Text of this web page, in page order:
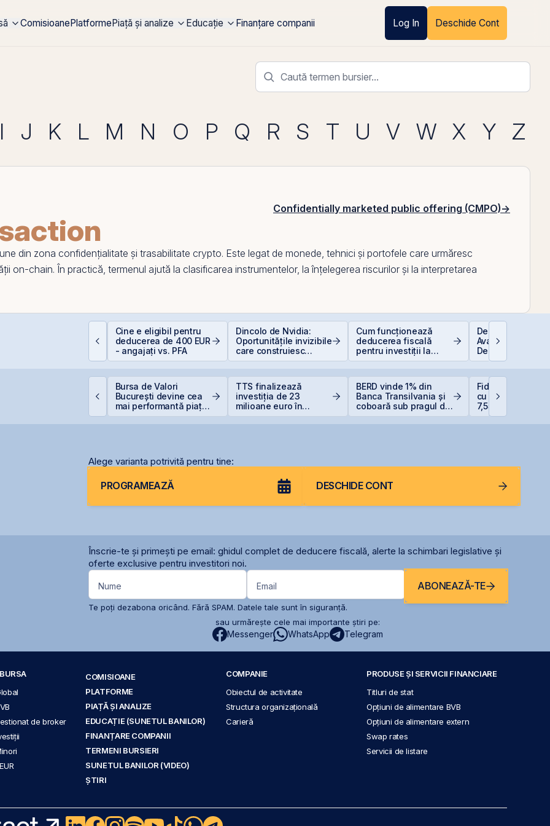
ComisioanePlatformePiață și analize Educație Finanțare companii Log In Deschide Cont
I J K L M N O P Q R S T U V W X Y Z
Confidentially marketed public offering (CMPO)→
din zona confidențialitate și trasabilitate crypto. Este legat de monede, tehnici și portofele care urmăresc
on-chain. În practică, termenul ajută la clasificarea instrumentelor, la înțelegerea riscurilor și la interpretarea
Cine e eligibil pentru
deducerea de 400 EUR
- angajați vs. PFA
Dincolo de Nvidia:
Oportunitățile invizibile
care construiesc
viitorul AI
Cum funcționează
deducerea fiscală
pentru investiții la
bursă
Depozitele
Avantaje și
Dezavantaje
Bursa de Valori
București devine cea
mai performantă piață
TTS finalizează
investiția de 23
milioane euro în
BERD vinde 1% din
Banca Transilvania și
coboară sub pragul de
Fidelis revine în
cu dobânzi de
7,55% pentru lei
6,20% pentru
Alege varianta potrivită pentru tine:
PROGRAMEAZĂ DESCHIDE CONT
Înscrie-te și primești pe email: ghidul complet de deducere fiscală, alerte la schimbari legislative și
oferte exclusive pentru investitori noi.
Nume Email ABONEAZĂ-TE
Te poți dezabona oricând. Fără SPAM. Datele tale sunt în siguranță.
sau urmărește cele mai importante știri pe:
Messenger WhatsApp Telegram
de broker
COMISIOANE
PLATFORME
PIAȚĂ ȘI ANALIZE
EDUCAȚIE (SUNETUL BANILOR)
FINANȚARE COMPANII
TERMENI BURSIERI
SUNETUL BANILOR (VIDEO)
ȘTIRI
COMPANIE
Obiectul de activitate
Structura organizațională
Carieră
PRODUSE ȘI SERVICII FINANCIARE
Titluri de stat
Opțiuni de alimentare BVB
Opțiuni de alimentare extern
Swap rates
Servicii de listare